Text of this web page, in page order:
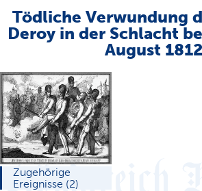
Tödliche Verwundung
Deroy in der Schlacht
August 1812
Zugehörige
Ereignisse (2)